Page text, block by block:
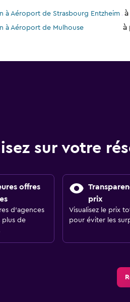
à Aéroport de Strasbourg Entzheim
à Aéroport de Mulhouse
à
sur votre
offres
d’agences
plus de
prix
Visualisez le prix
pour éviter les